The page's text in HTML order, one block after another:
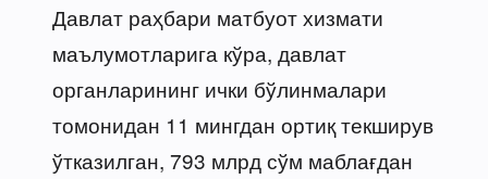
Давлат раҳбари матбуот хизмати
маълумотларига кўра, давлат
органларининг ички бўлинмалари
томонидан 11 мингдан ортиқ текширув
ўтказилган, 793 млрд сўм маблағдан